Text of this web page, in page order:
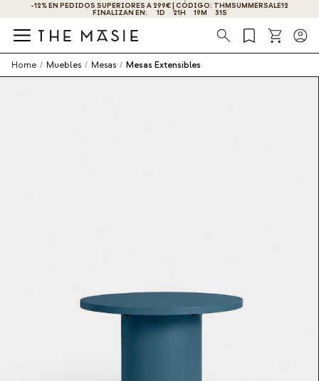
-12% EN PEDIDOS SUPERIORES A 299€ | CÓDIGO: THMSUMMERSALE12
FINALIZAN EN: 1D 21H 19M 30S
¡OBTÉN UN -10% DE DESCUENTO AL SUSCRIBIRTE AHORA!
Búsqueda
Home / Muebles / Mesas / Mesas Extensibles